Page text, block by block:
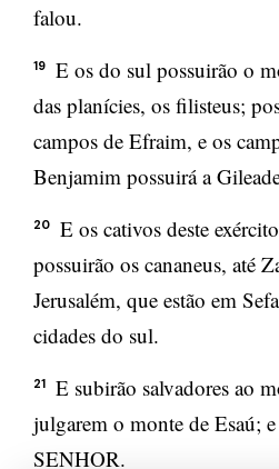
falou.
19
E os do sul possuirão o
das planícies, os filisteus;
campos de Efraim, e os
Benjamim possuirá a
20
E os cativos deste
possuirão os cananeus, até
Jerusalém, que estão em
cidades do sul.
21
E subirão salvadores ao
julgarem o monte de Esaú;
SENHOR.